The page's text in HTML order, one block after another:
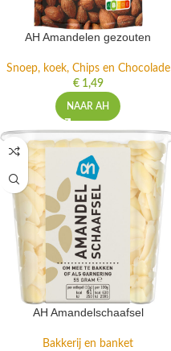
AH Amandelen gezouten
Snoep, koek, Chips en Chocolade
€1,49
NAAR AH
AH Amandelschaafsel
Bakkerij en banket